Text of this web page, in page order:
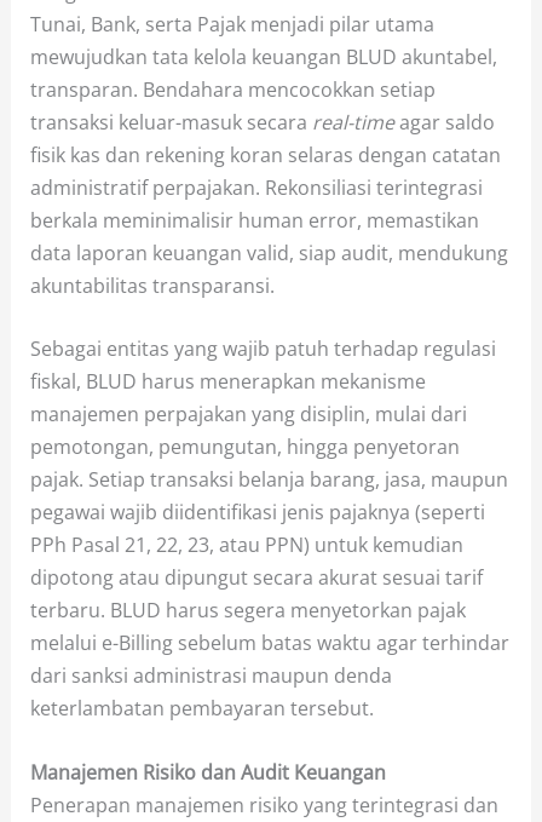
Tunai, Bank, serta Pajak menjadi pilar utama
mewujudkan tata kelola keuangan BLUD akuntabel,
transparan. Bendahara mencocokkan setiap
transaksi keluar-masuk secara real-timeagar saldo
fisik kas dan rekening koran selaras dengan catatan
administratif perpajakan. Rekonsiliasi terintegrasi
berkala meminimalisir human error, memastikan
data laporan keuangan valid, siap audit, mendukung
akuntabilitas transparansi.
Sebagai entitas yang wajib patuh terhadap regulasi
fiskal, BLUD harus menerapkan mekanisme
manajemen perpajakan yang disiplin, mulai dari
pemotongan, pemungutan, hingga penyetoran
pajak. Setiap transaksi belanja barang, jasa, maupun
pegawai wajib diidentifikasi jenis pajaknya (seperti
PPh Pasal 21, 22, 23, atau PPN) untuk kemudian
dipotong atau dipungut secara akurat sesuai tarif
terbaru. BLUD harus segera menyetorkan pajak
melalui e-Billing sebelum batas waktu agar terhindar
dari sanksi administrasi maupun denda
keterlambatan pembayaran tersebut.
Manajemen Risiko dan Audit Keuangan
Penerapan manajemen risiko yang terintegrasi dan